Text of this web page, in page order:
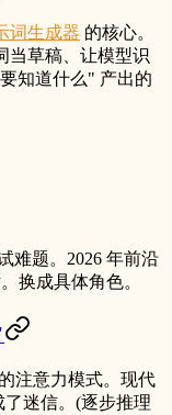
词生成器 的核心。
当草稿、让模型识
知道什么" 产出的
难题。2026 年前沿
换成具体角色。
注意力模式。现代
迷信。(逐步推理